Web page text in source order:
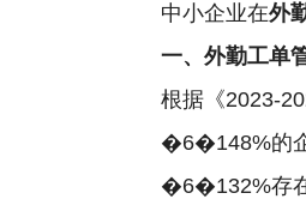
中小企业在外
一、外勤工单
根据《2023-
�6�148%的
�6�132%存